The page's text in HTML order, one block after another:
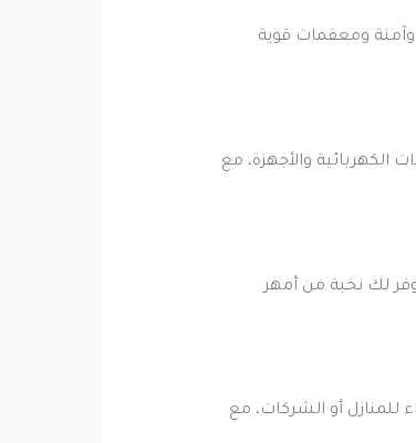
ومعقمات قوية
الكهربائية والأجهزة، مع
لك نخبة من أمهر
للمنازل أو الشركات، مع